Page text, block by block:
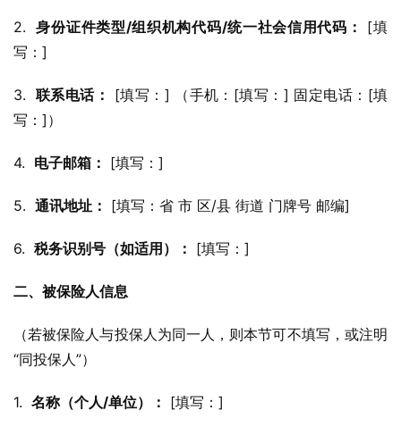
2. 身份证件类型/组织机构代码/统一社会信用代码：
[填
写：]
3. 联系电话：
[填写：] （手机：[填写：] 固定电话：[填
写：]）
4. 电子邮箱： [填写：]
5. 通讯地址： [填写：省 市 区/县 街道 门牌号 邮编]
6. 税务识别号（如适用）： [填写：]
二、被保险人信息
（若被保险人与投保人为同一人，则本节可不填写，或注明
“同投保人”）
1. 名称（个人/单位）： [填写：]